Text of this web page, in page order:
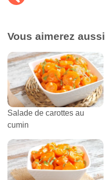
Vous aimerez aussi
Salade de carottes au
cumin